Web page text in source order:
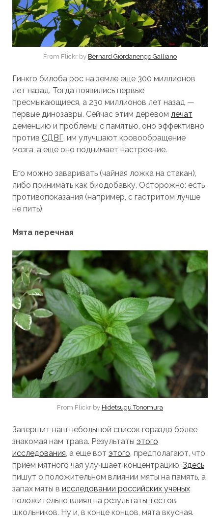
From Flickr by Bernard Giordanengo Galliano
Гинкго билоба рос на земле еще 300 миллионов
лет назад. Тогда появились первые
пресмыкающиеся, а 230 миллионов лет назад —
первые динозавры. Сейчас этим деревом лечат
деменцию и проблемы с памятью, оно эффективно
против СДВГ, им улучшают кровообращение
мозга, а еще оно поднимает настроение.
Его можно заваривать (чайная ложка на стакан),
либо принимать как биодобавку. Осторожно: есть
противопоказания (например, с гастритом лучше
не пить).
Мята перечная
From Flickr by Hidetsugu Tonomura
Завершит наш небольшой список гораздо более
знакомая нам трава. Результаты этого
исследования, а еще вот этого, предполагают, что
приём мятного чая улучшает концентрацию. Здесь
пишут о положительном влиянии мяты на память, а
запах мяты в исследовании российских ученых
положительно влиял на результаты тестов
школьников. Ну и, в конце концов, мята вкусная.